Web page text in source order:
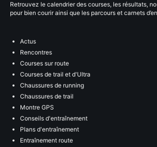
Retrouvez le calendrier des courses, les résultats,
pour bien courir ainsi que les parcours et carnets
Actus
Rencontres
Courses sur route
Courses de trail et d'Ultra
Chaussures de running
Chaussures de trail
Montre GPS
Conseils d'entraînement
Plans d'entraînement
Entraînement route